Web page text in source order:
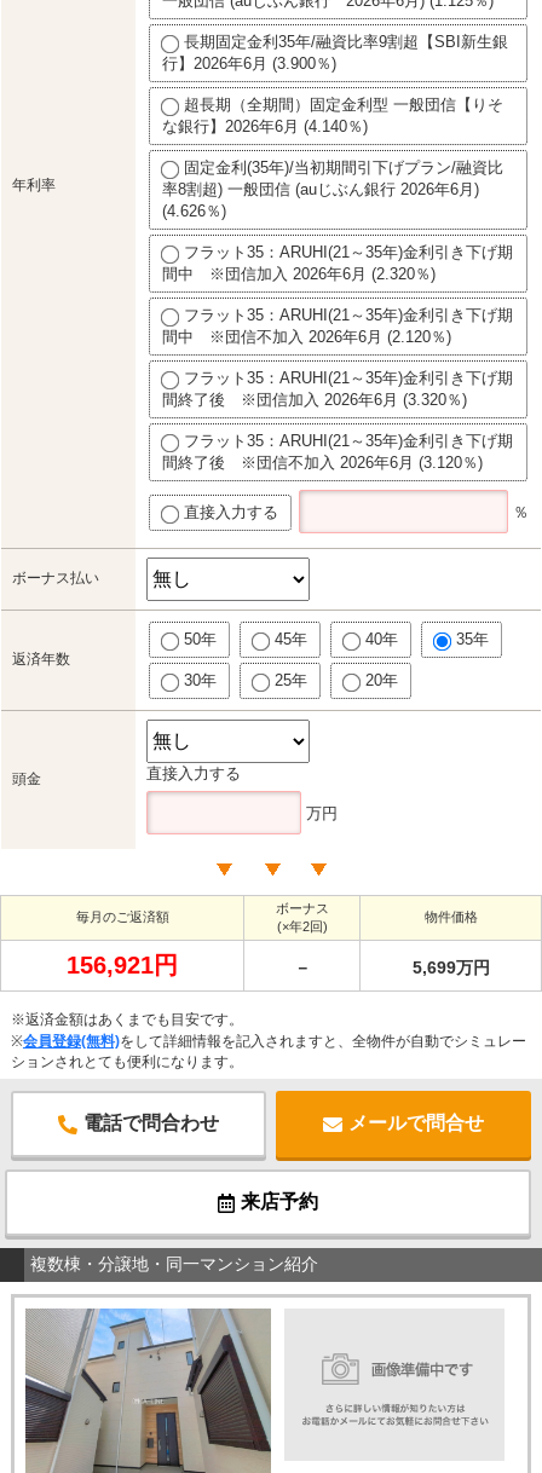
年利率
長期固定金利35年/融資比率9割超【SBI新生銀
行】2026年6月 (3.900％)
超長期（全期間）固定金利型 一般団信【りそ
な銀行】2026年6月 (4.140％)
固定金利(35年)/当初期間引下げプラン/融資比
率8割超) 一般団信 (auじぶん銀行 2026年6月)
(4.626％)
フラット35：ARUHI(21～35年)金利引き下げ期
間中 ※団信加入 2026年6月 (2.320％)
フラット35：ARUHI(21～35年)金利引き下げ期
間中 ※団信不加入 2026年6月 (2.120％)
フラット35：ARUHI(21～35年)金利引き下げ期
間終了後 ※団信加入 2026年6月 (3.320％)
フラット35：ARUHI(21～35年)金利引き下げ期
間終了後 ※団信不加入 2026年6月 (3.120％)
直接入力する ％
ボーナス払い
返済年数
50年 45年 40年 35年
30年 25年 20年
頭金 直接入力する
万円
毎月のご返済額
ボーナス
(×年2回)
物件価格
156,921円 － 5,699万円
※返済金額はあくまでも目安です。
※会員登録(無料)をして詳細情報を記入されますと、全物件が自動でシミュレー
ションされとても便利になります。
電話で問合わせ メールで問合せ
来店予約
複数棟・分譲地・同一マンション紹介